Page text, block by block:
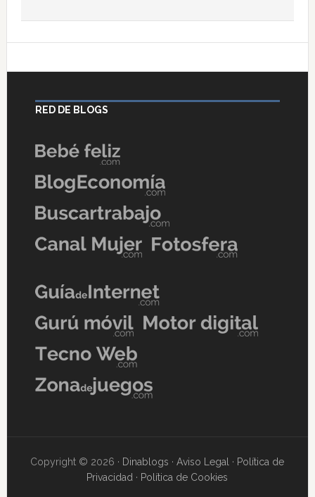
RED DE BLOGS
Copyright © 2026 · Dinablogs ·Aviso Legal · Política de
Privacidad · Política de Cookies